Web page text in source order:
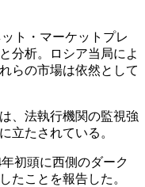
ト・マーケットプレ
分析。ロシア当局によ
らの市場は依然として
、法執行機関の監視強
立たされている。
初頭に西側のダーク
たことを報告した。